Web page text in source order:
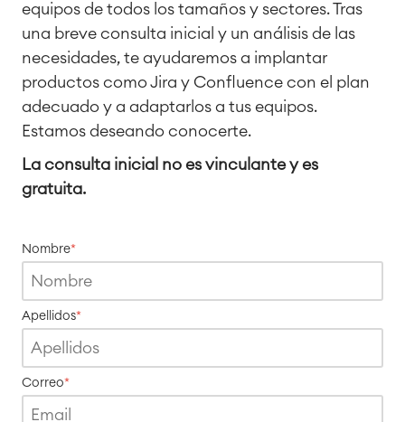
equipos de todos los tamaños y sectores. Tras
una breve consulta inicial y un análisis de las
necesidades, te ayudaremos a implantar
productos como Jira y Confluence con el plan
adecuado y a adaptarlos a tus equipos.
Estamos deseando conocerte.
La consulta inicial no es vinculante y es
gratuita.
Nombre*
Apellidos*
Correo*